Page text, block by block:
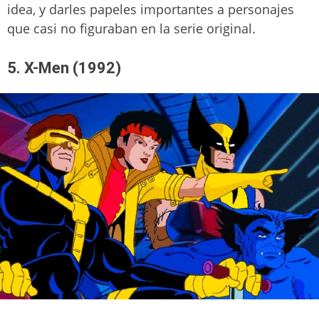
idea, y darles papeles importantes a personajes
que casi no figuraban en la serie original.
5. X-Men (1992)